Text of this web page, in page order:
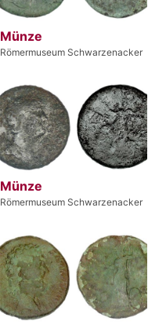
Münze
Römermuseum Schwarzenacker
Münze
Römermuseum Schwarzenacker